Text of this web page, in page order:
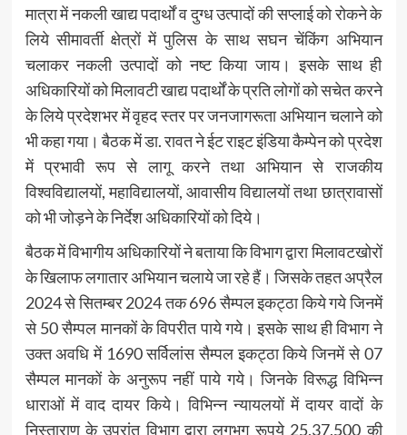
मात्रा में नकली खाद्य पदार्थों व दुग्ध उत्पादों की सप्लाई को रोकने के
लिये सीमावर्ती क्षेत्रों में पुलिस के साथ सघन चेंकिंग अभियान
चलाकर नकली उत्पादों को नष्ट किया जाय। इसके साथ ही
अधिकारियों को मिलावटी खाद्य पदार्थों के प्रति लोगों को सचेत करने
के लिये प्रदेशभर में वृहद स्तर पर जनजागरूता अभियान चलाने को
भी कहा गया। बैठक में डा. रावत ने ईट राइट इंडिया कैम्पेन को प्रदेश
में प्रभावी रूप से लागू करने तथा अभियान से राजकीय
विश्वविद्यालयों, महाविद्यालयों, आवासीय विद्यालयों तथा छात्रावासों
को भी जोड़ने के निर्देश अधिकारियों को दिये।
बैठक में विभागीय अधिकारियों ने बताया कि विभाग द्वारा मिलावटखोरों
के खिलाफ लगातार अभियान चलाये जा रहे हैं। जिसके तहत अप्रैल
2024 से सितम्बर 2024 तक 696 सैम्पल इकट्ठा किये गये जिनमें
से 50 सैम्पल मानकों के विपरीत पाये गये। इसके साथ ही विभाग ने
उक्त अवधि में 1690 सर्विलांस सैम्पल इकट्ठा किये जिनमें से 07
सैम्पल मानकों के अनुरूप नहीं पाये गये। जिनके विरूद्ध विभिन्न
धाराओं में वाद दायर किये। विभिन्न न्यायलयों में दायर वादों के
निस्ताराण के उपरांत विभाग द्वारा लगभग रूपये 25,37,500 की